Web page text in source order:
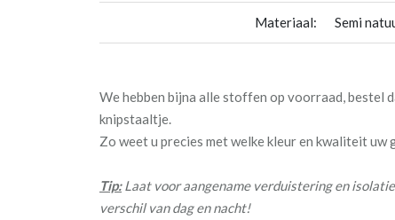
Materiaal: Semi
We hebben bijna alle stoffen op voorraad, bestel
knipstaaltje.
Zo weet u precies met welke kleur en kwaliteit uw
Tip:Laat voor aangename verduistering en
verschil van dag en nacht!